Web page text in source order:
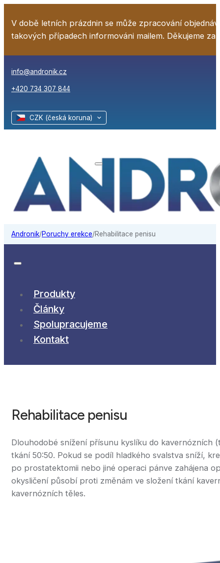
V době letních prázdnin se může zpracování
takových případech informováni mailem. Děkujeme za
info@andronik.cz
+420 734 307 844
Andronik/Poruchy erekce/Rehabilitace penisu
Produkty
Články
Spolupracujeme
Kontakt
Rehabilitace penisu
Dlouhodobé snížení přísunu kyslíku do kavernózních
tkání 50:50. Pokud se podíl hladkého svalstva sníží,
po prostatektomii nebo jiné operaci pánve zahájena
okysličení působí proti změnám ve složení tkání
kavernózních těles.